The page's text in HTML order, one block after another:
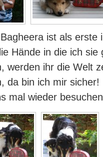
ist als erste
Hände in die ich sie
werden ihr die Welt
da bin ich mir
mal wieder